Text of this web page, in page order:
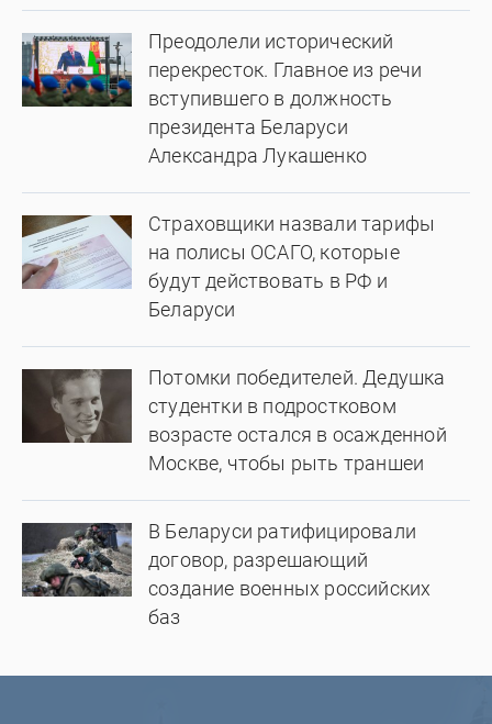
Преодолели исторический
перекресток. Главное из речи
вступившего в должность
президента Беларуси
Александра Лукашенко
Страховщики назвали тарифы
на полисы ОСАГО, которые
будут действовать в РФ и
Беларуси
Потомки победителей. Дедушка
студентки в подростковом
возрасте остался в осажденной
Москве, чтобы рыть траншеи
В Беларуси ратифицировали
договор, разрешающий
создание военных российских
баз